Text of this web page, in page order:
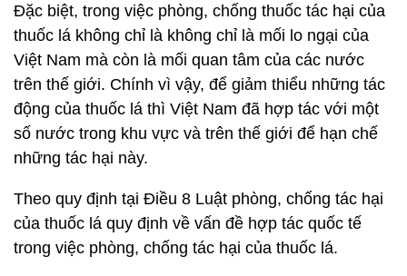
Đặc biệt, trong việc phòng, chống thuốc tác hại của
thuốc lá không chỉ là không chỉ là mối lo ngại của
Việt Nam mà còn là mối quan tâm của các nước
trên thế giới. Chính vì vậy, để giảm thiểu những tác
động của thuốc lá thì Việt Nam đã hợp tác với một
số nước trong khu vực và trên thế giới để hạn chế
những tác hại này.
Theo quy định tại Điều 8 Luật phòng, chống tác hại
của thuốc lá quy định về vấn đề hợp tác quốc tế
trong việc phòng, chống tác hại của thuốc lá.